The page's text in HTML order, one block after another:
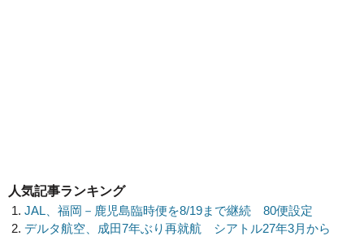
人気記事ランキング
JAL、福岡－鹿児島臨時便を8/19まで継続 80便設定
デルタ航空、成田7年ぶり再就航 シアトル27年3月から